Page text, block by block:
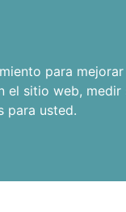
para
el sitio web, medir
para usted.